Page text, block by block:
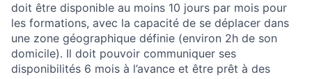
doit être disponible au moins 10 jours par mois pour
les formations, avec la capacité de se déplacer dans
une zone géographique définie (environ 2h de son
domicile). Il doit pouvoir communiquer ses
disponibilités 6 mois à l’avance et être prêt à des